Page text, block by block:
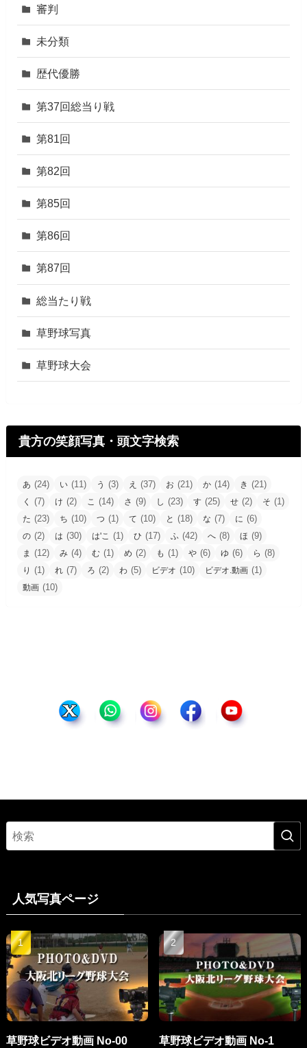
審判
未分類
歴代優勝
第37回総当り戦
第81回
第82回
第85回
第86回
第87回
総当たり戦
草野球写真
草野球大会
貴方の笑顔写真・頭文字検索
あ (24) い (11) う (3) え (37) お (21) か (14) き (21)
く (7) け (2) こ (14) さ (9) し (23) す (25) せ (2) そ (1)
た (23) ち (10) つ (1) て (10) と (18) な (7) に (6)
の (2) は (30) は'こ (1) ひ (17) ふ (42) へ (8) ほ (9)
ま (12) み (4) む (1) め (2) も (1) や (6) ゆ (6) ら (8)
り (1) れ (7) ろ (2) わ (5) ビデオ (10) ビデオ.動画 (1)
動画 (10)
人気写真ページ
草野球ビデオ動画 No-00
草野球ビデオ動画 No-1